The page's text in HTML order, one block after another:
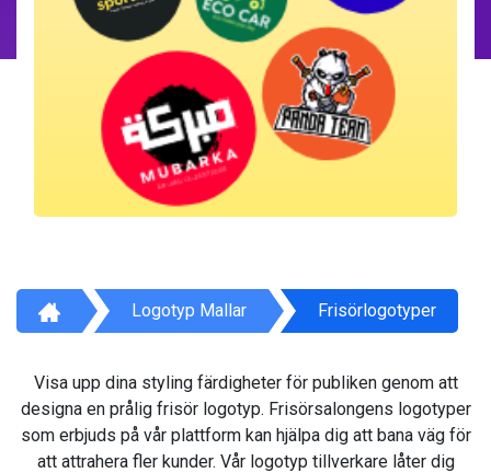
Logotyp Mallar Frisörlogotyper
Visa upp dina styling färdigheter för publiken genom att
designa en prålig frisör logotyp. Frisörsalongens logotyper
som erbjuds på vår plattform kan hjälpa dig att bana väg för
att attrahera fler kunder. Vår logotyp tillverkare låter dig